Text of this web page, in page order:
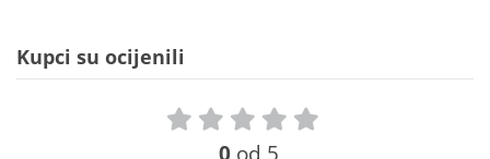
Kupci su ocijenili